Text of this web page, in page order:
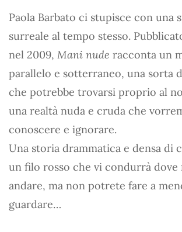
Paola Barbato ci stupisce con una
surreale al tempo stesso.
nel 2009, Mani nude racconta un
parallelo e sotterraneo, una sorta
che potrebbe trovarsi proprio al
una realtà nuda e cruda che
conoscere e ignorare.
Una storia drammatica e densa di
un filo rosso che vi condurrà dove
andare, ma non potrete fare a
guardare…